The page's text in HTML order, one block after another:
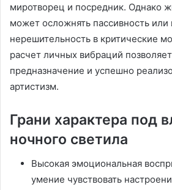
миротворец и посредник. Однако
может осложнять пассивность или
нерешительность в критические
расчет личных вибраций
предназначение и успешно
артистизм.
Грани характера под
ночного светила
Высокая эмоциональная
умение чувствовать